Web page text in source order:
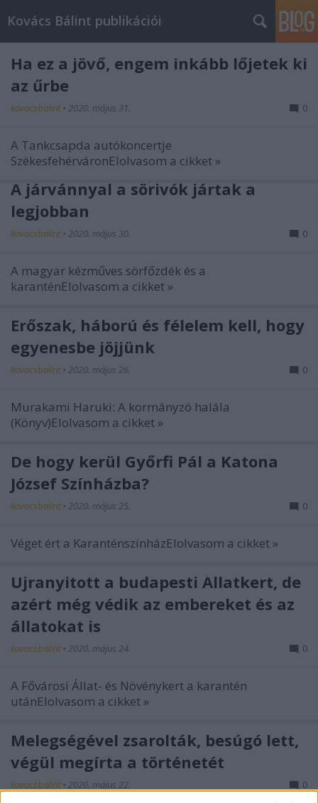
Kovács Bálint publikációi
Ha ez a jövő, engem inkább lőjetek ki
az űrbe
kovacsbalint • 2020. május 31. 0
A Tankcsapda autókoncertje
SzékesfehérváronElolvasom a cikket »
A járvánnyal a sörivók jártak a
legjobban
kovacsbalint • 2020. május 30. 0
A magyar kézműves sörfőzdék és a
karanténElolvasom a cikket »
Erőszak, háború és félelem kell, hogy
egyenesbe jöjjünk
kovacsbalint • 2020. május 26. 0
Murakami Haruki: A kormányzó halála
(Könyv)Elolvasom a cikket »
De hogy kerül Győrfi Pál a Katona
József Színházba?
kovacsbalint • 2020. május 25. 0
Véget ért a KaranténszínházElolvasom a cikket »
Újranyitott a budapesti Állatkert, de
azért még védik az embereket és az
állatokat is
kovacsbalint • 2020. május 24. 0
A Fővárosi Állat- és Növénykert a karantén
utánElolvasom a cikket »
Melegségével zsarolták, besúgó lett,
végül megírta a történetét
kovacsbalint • 2020. május 22. 0